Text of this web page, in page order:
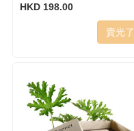
HKD 198.00
賣光了